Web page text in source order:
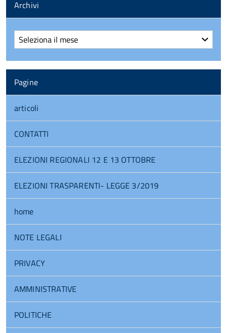
Archivi
Archivi
Pagine
articoli
CONTATTI
ELEZIONI REGIONALI 12 E 13 OTTOBRE
ELEZIONI TRASPARENTI- LEGGE 3/2019
home
NOTE LEGALI
PRIVACY
AMMINISTRATIVE
POLITICHE